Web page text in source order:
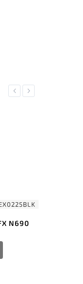
Previous
N690
Next